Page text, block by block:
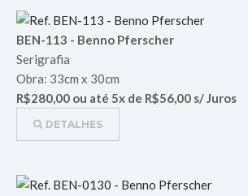
BEN-113 - Benno Pferscher
Serigrafia
Obra: 33cm x 30cm
R$280,00 ou até 5x de R$56,00 s/ Juros
DETALHES